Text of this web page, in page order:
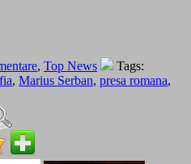
, Top News
Tags:
, Marius Serban, presa romana,